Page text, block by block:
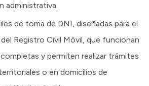
administrativa.
de toma de DNI, diseñadas para el
Registro Civil Móvil, que funcionan
y permiten realizar trámites
o en domicilios de